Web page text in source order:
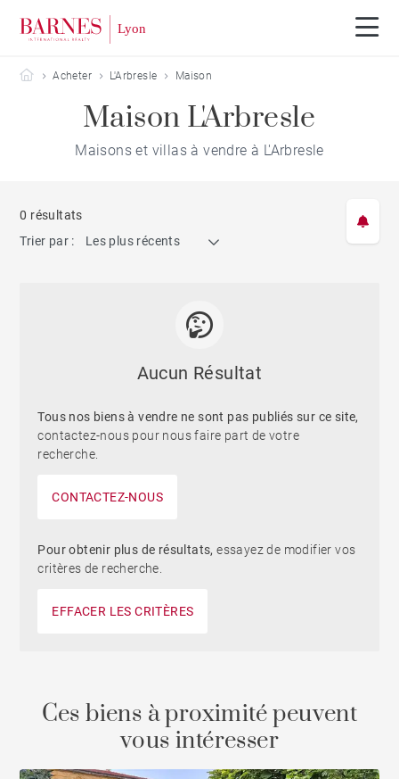
Barnes Lyon
Acheter L'Arbresle Maison
Maison L'Arbresle
Maisons et villas à vendre à L'Arbresle
0 résultats
Trier par :
Les plus récents
Aucun Résultat
Tous nos biens à vendre ne sont pas publiés sur ce site,
contactez-nous pour nous faire part de votre
recherche.
CONTACTEZ-NOUS
Pour obtenir plus de résultats,essayez de modifier vos
critères de recherche.
EFFACER LES CRITÈRES
Ces biens à proximité peuvent
vous intéresser